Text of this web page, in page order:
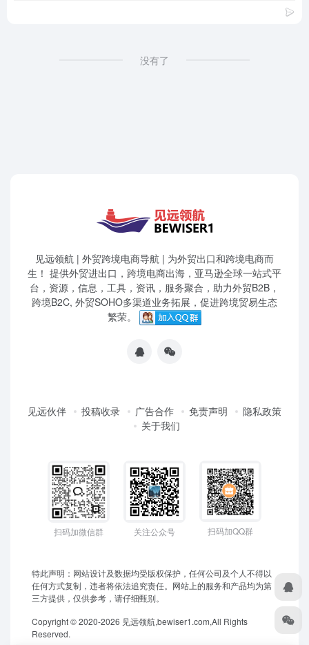
没有了
见远领航 | 外贸跨境电商导航 | 为外贸出口和跨境电商而
生！ 提供外贸进出口，跨境电商出海，亚马逊全球一站式平
台，资源，信息，工具，资讯，服务聚合，助力外贸B2B，
跨境B2C, 外贸SOHO多渠道业务拓展，促进跨境贸易生态
繁荣。
见远伙伴 投稿收录 广告合作 免责声明
隐私政策
关于我们
扫码加微信群 关注公众号 扫码加QQ群
特此声明：网站设计及数据均受版权保护，任何公司及个人不得以
任何方式复制，违者将依法追究责任。网站上的服务和产品均为第
三方提供，仅供参考，请仔细甄别。
Copyright © 2020-2026 见远领航,bewiser1.com,All Rights
Reserved.